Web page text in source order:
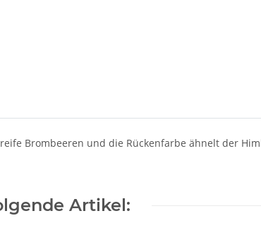
Brombeeren und die Rückenfarbe ähnelt der
Artikel: